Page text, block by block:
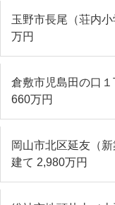
玉野市長尾（荘内
万円
倉敷市児島田の口
660万円
岡山市北区延友（
建て 2,980万円